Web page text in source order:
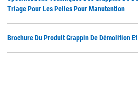
Triage Pour Les Pelles Pour Manutention
Brochure Du Produit Grappin De Démolition